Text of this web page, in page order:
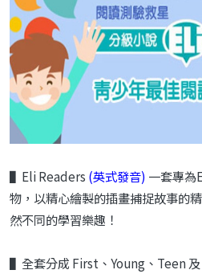
▌Eli Readers (英式發音) 一套專為
物，以精心繪製的插畫捕捉故事的
然不同的學習樂趣！
▌ 全套分成 First 、 Young 、 Teen 及